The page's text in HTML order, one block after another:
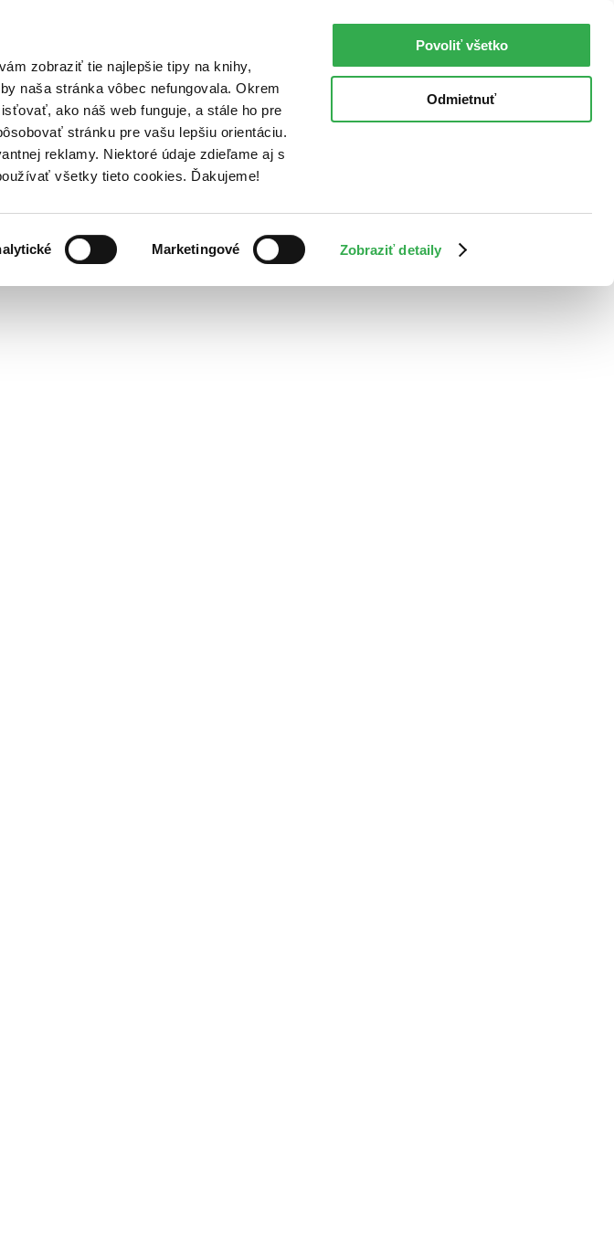
zobraziť tie najlepšie tipy na knihy,
naša stránka vôbec nefungovala. Okrem
ako náš web funguje, a stále ho pre
stránku pre vašu lepšiu orientáciu.
reklamy. Niektoré údaje zdieľame aj s
všetky tieto cookies. Ďakujeme!
Marketingové Zobraziť detaily
Povoliť všetko
Odmietnuť